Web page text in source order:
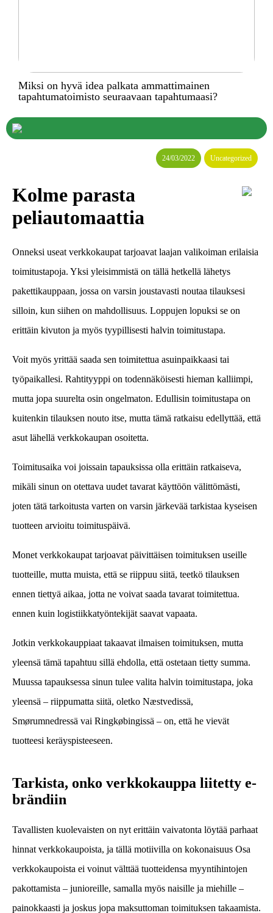
Miksi on hyvä idea palkata ammattimainen
tapahtumatoimisto seuraavaan tapahtumaasi?
24/03/2022 Uncategorized
Kolme parasta
peliautomaattia
Onneksi useat verkkokaupat tarjoavat laajan valikoiman erilaisia
toimitustapoja. Yksi yleisimmistä on tällä hetkellä lähetys
pakettikauppaan, jossa on varsin joustavasti noutaa tilauksesi
silloin, kun siihen on mahdollisuus. Loppujen lopuksi se on
erittäin kivuton ja myös tyypillisesti halvin toimitustapa.
Voit myös yrittää saada sen toimitettua asuinpaikkaasi tai
työpaikallesi. Rahtityyppi on todennäköisesti hieman kalliimpi,
mutta jopa suurelta osin ongelmaton. Edullisin toimitustapa on
kuitenkin tilauksen nouto itse, mutta tämä ratkaisu edellyttää, että
asut lähellä verkkokaupan osoitetta.
Toimitusaika voi joissain tapauksissa olla erittäin ratkaiseva,
mikäli sinun on otettava uudet tavarat käyttöön välittömästi,
joten tätä tarkoitusta varten on varsin järkevää tarkistaa kyseisen
tuotteen arvioitu toimituspäivä.
Monet verkkokaupat tarjoavat päivittäisen toimituksen useille
tuotteille, mutta muista, että se riippuu siitä, teetkö tilauksen
ennen tiettyä aikaa, jotta ne voivat saada tavarat toimitettua.
ennen kuin logistiikkatyöntekijät saavat vapaata.
Jotkin verkkokauppiaat takaavat ilmaisen toimituksen, mutta
yleensä tämä tapahtuu sillä ehdolla, että ostetaan tietty summa.
Muussa tapauksessa sinun tulee valita halvin toimitustapa, joka
yleensä – riippumatta siitä, oletko Næstvedissä,
Smørumnedressä vai Ringkøbingissä – on, että he vievät
tuotteesi keräyspisteeseen.
Tarkista, onko verkkokauppa liitetty e-
brändiin
Tavallisten kuolevaisten on nyt erittäin vaivatonta löytää parhaat
hinnat verkkokaupoista, ja tällä motiivilla on kokonaisuus Osa
verkkokaupoista ei voinut välttää tuotteidensa myyntihintojen
pakottamista – junioreille, samalla myös naisille ja miehille –
painokkaasti ja joskus jopa maksuttoman toimituksen takaamista.